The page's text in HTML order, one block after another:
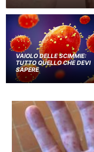
VAIOLO DELLE SCIMMIE:
TUTTO QUELLO CHE DEVI
SAPERE